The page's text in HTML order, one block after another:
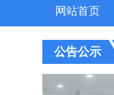
网站首页
公告公示
· 淮安市中级人民